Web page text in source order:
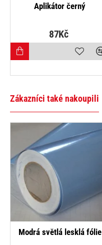
Aplikátor černý
87Kč
Zákazníci také nakoupili
Modrá světlá lesklá fólie